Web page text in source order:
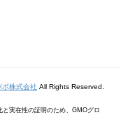
ボ株式会社 All Rights Reserved.
実在性の証明のため、GMOグロ